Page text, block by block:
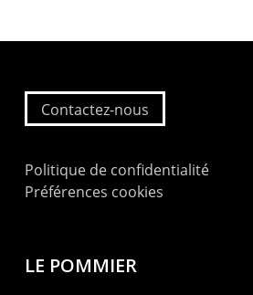
Contactez-nous
Politique de confidentialité
Préférences cookies
LE POMMIER